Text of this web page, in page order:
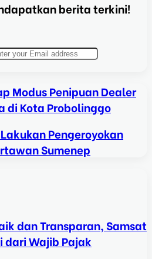
berita terkini!
Modus Penipuan Dealer
di Kota Probolinggo
Pengeroyokan
Sumenep
dan Transparan, Samsat
dari Wajib Pajak